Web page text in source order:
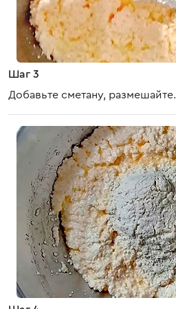
Шаг 3
Добавьте сметану, размешайте.